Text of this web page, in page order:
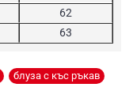
62
63
блуза с къс ръкав